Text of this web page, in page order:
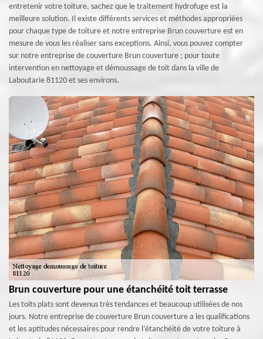
entretenir votre toiture, sachez que le traitement hydrofuge est la
meilleure solution. Il existe différents services et méthodes appropriées
pour chaque type de toiture et notre entreprise Brun couverture est en
mesure de vous les réaliser sans exceptions. Ainsi, vous pouvez compter
sur notre entreprise de couverture Brun couverture ; pour toute
intervention en nettoyage et démoussage de toit dans la ville de
Laboutarie 81120 et ses environs.
Brun couverture pour une étanchéité toit terrasse
Les toits plats sont devenus très tendances et beaucoup utilisées de nos
jours. Notre entreprise de couverture Brun couverture a les qualifications
et les aptitudes nécessaires pour rendre l’étanchéité de votre toiture à